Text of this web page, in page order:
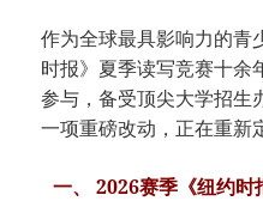
作为全球最具影响力的青
时报》夏季读写竞赛十余
参与，备受顶尖大学招生
一项重磅改动，正在重新
一、 2026赛季《纽约